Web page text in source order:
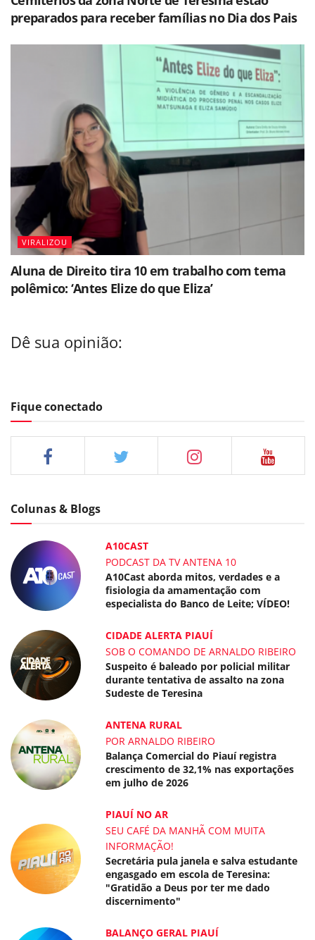
preparados para receber famílias no Dia dos Pais
VIRALIZOU
Aluna de Direito tira 10 em trabalho com tema
polêmico: ‘Antes Elize do que Eliza’
Dê sua opinião:
Fique conectado
Colunas & Blogs
A10CAST
PODCAST DA TV ANTENA 10
A10Cast aborda mitos, verdades e a
fisiologia da amamentação com
especialista do Banco de Leite; VÍDEO!
CIDADE ALERTA PIAUÍ
SOB O COMANDO DE ARNALDO RIBEIRO
Suspeito é baleado por policial militar
durante tentativa de assalto na zona
Sudeste de Teresina
ANTENA RURAL
POR ARNALDO RIBEIRO
Balança Comercial do Piauí registra
crescimento de 32,1% nas exportações
em julho de 2026
PIAUÍ NO AR
SEU CAFÉ DA MANHÃ COM MUITA
INFORMAÇÃO!
Secretária pula janela e salva estudante
engasgado em escola de Teresina:
"Gratidão a Deus por ter me dado
discernimento"
BALANÇO GERAL PIAUÍ